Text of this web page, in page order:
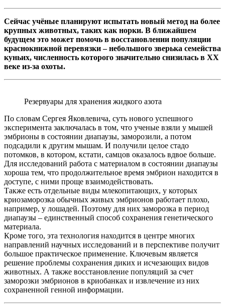
Сейчас учёные планируют испытать новый метод на более
крупных животных, таких как норки. В ближайшем
будущем это может помочь в восстановлении популяции
краснокнижной перевязки – небольшого зверька семейства
куньих, численность которого значительно снизилась в XX
веке из-за охоты.
Резервуары для хранения жидкого азота
По словам Сергея Яковлевича, суть нового успешного
эксперимента заключалась в том, что ученые взяли у мышей
эмбрионы в состоянии диапаузы, заморозили, а потом
подсадили к другим мышам. И получили целое стадо
потомков, в котором, кстати, самцов оказалось вдвое больше.
Для исследований работа с материалом в состоянии диапаузы
хороша тем, что продолжительное время эмбрион находится в
доступе, с ними проще взаимодействовать.
Также есть отдельные виды млекопитающих, у которых
криозаморозка обычных живых эмбрионов работает плохо,
например, у лошадей. Поэтому для них заморозка в период
диапаузы – единственный способ сохранения генетического
материала.
Кроме того, эта технология находится в центре многих
направлений научных исследований и в перспективе получит
большое практическое применение. Ключевым является
решение проблемы сохранения диких и исчезающих видов
животных. А также восстановление популяций за счет
заморозки эмбрионов в криобанках и извлечение из них
сохраненной генной информации.